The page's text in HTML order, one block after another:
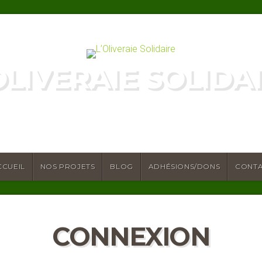
NOS PROJETS BLOG ADHÉSIONS/DONS
CONNEXION